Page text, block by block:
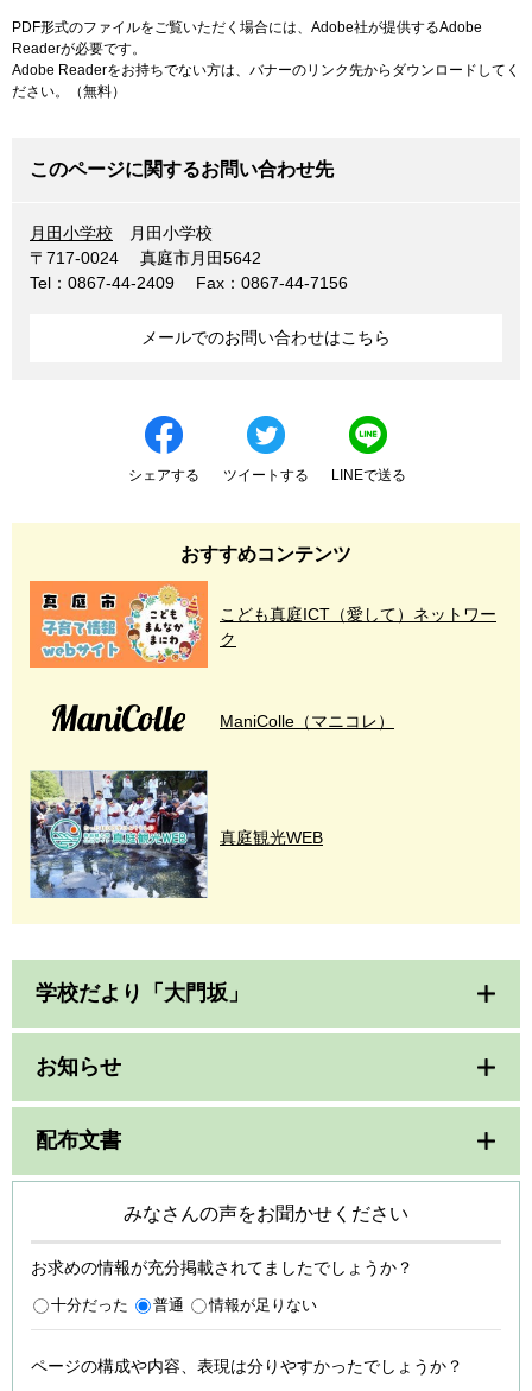
PDF形式のファイルをご覧いただく場合には、Adobe社が提供するAdobe
Readerが必要です。
Adobe Readerをお持ちでない方は、バナーのリンク先からダウンロードしてく
ださい。（無料）
このページに関するお問い合わせ先
月田小学校
月田小学校
〒717-0024
真庭市月田5642
Tel：0867-44-2409
Fax：0867-44-7156
メールでのお問い合わせはこちら
シェアする ツイートする LINEで送る
おすすめコンテンツ
こども真庭ICT（愛して）ネットワー
ク
ManiColle（マニコレ）
真庭観光WEB
学校だより「大門坂」
お知らせ
配布文書
みなさんの声をお聞かせください
お求めの情報が充分掲載されてましたでしょうか？
十分だった 普通 情報が足りない
ページの構成や内容、表現は分りやすかったでしょうか？